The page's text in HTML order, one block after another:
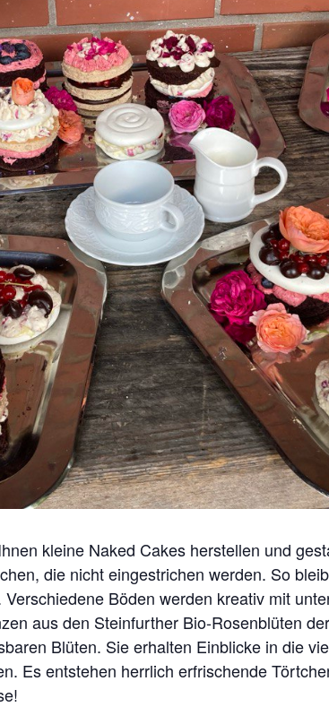
kleine Naked Cakes herstellen und
die nicht eingestrichen werden. So
Böden werden kreativ mit
aus den Steinfurther Bio-Rosenblüten
Blüten. Sie erhalten Einblicke in die
Es entstehen herrlich erfrischende